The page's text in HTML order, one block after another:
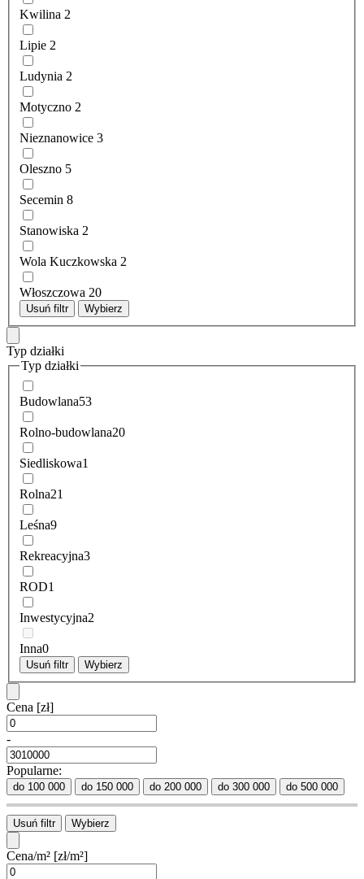
Kwilina 2
Lipie 2
Ludynia 2
Motyczno 2
Nieznanowice 3
Oleszno 5
Secemin 8
Stanowiska 2
Wola Kuczkowska 2
Włoszczowa 20
Usuń filtr Wybierz
Typ działki
Typ działki
Budowlana53
Rolno-budowlana20
Siedliskowa1
Rolna21
Leśna9
Rekreacyjna3
ROD1
Inwestycyjna2
Inna0
Usuń filtr Wybierz
Cena [zł]
-
Popularne:
do 100 000 do 150 000 do 200 000 do 300 000 do 500 000
Usuń filtr Wybierz
Cena/m² [zł/m²]